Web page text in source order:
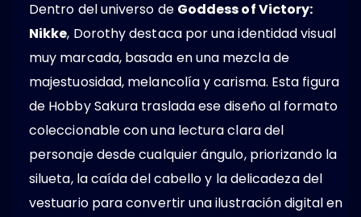
Dentro del universo de Goddess of Victory:
Nikke, Dorothy destaca por una identidad visual
muy marcada, basada en una mezcla de
majestuosidad, melancolía y carisma. Esta figura
de Hobby Sakura traslada ese diseño al formato
coleccionable con una lectura clara del
personaje desde cualquier ángulo, priorizando la
silueta, la caída del cabello y la delicadeza del
vestuario para convertir una ilustración digital en